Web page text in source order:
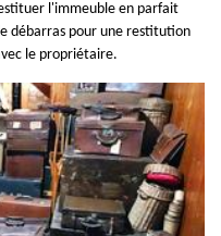
l'immeuble en parfait
débarras pour une restitution
le propriétaire.